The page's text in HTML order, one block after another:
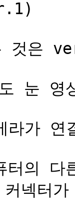
것은
눈 영
라가
터의 다
넥터